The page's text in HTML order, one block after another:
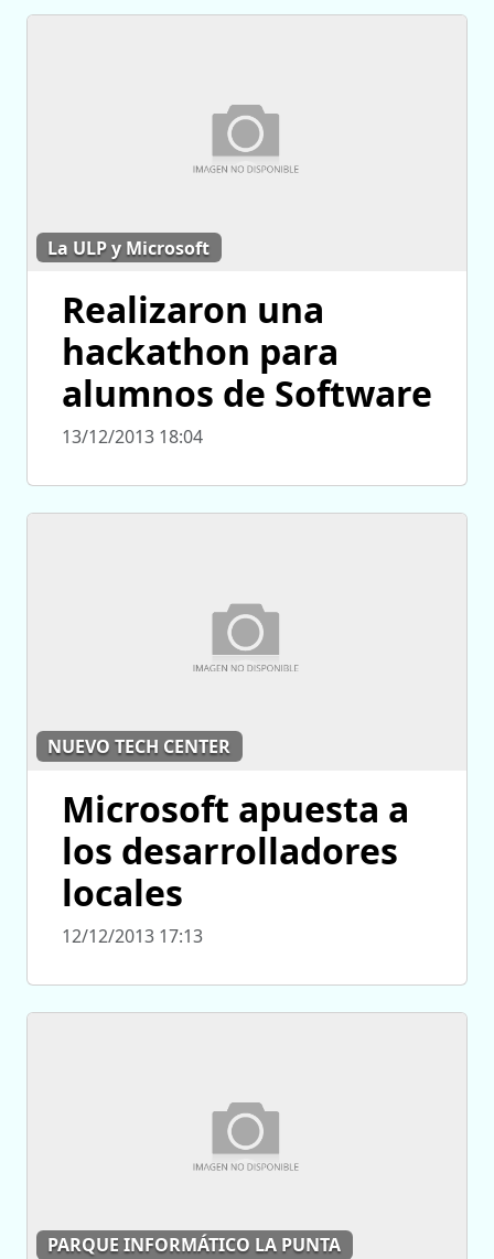
La ULP y Microsoft
Realizaron una
hackathon para
alumnos de Software
13/12/2013 18:04
NUEVO TECH CENTER
Microsoft apuesta a
los desarrolladores
locales
12/12/2013 17:13
PARQUE INFORMÁTICO LA PUNTA